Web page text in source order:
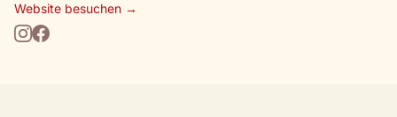
Website besuchen →